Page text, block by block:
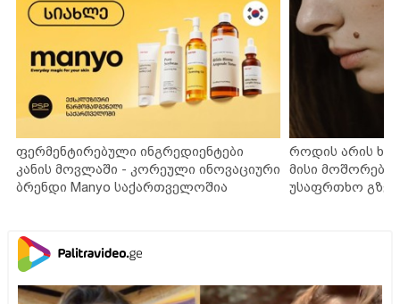
ფერმენტირებული ინგრედიენტები
კანის მოვლაში - კორეული ინოვაციური
ბრენდი Manyo საქართველოშია
როდის არის
მისი
უსაფრთხო